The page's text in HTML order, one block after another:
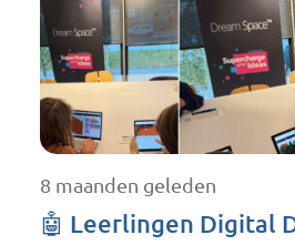
8 maanden geleden
🤖 Leerlingen Digital